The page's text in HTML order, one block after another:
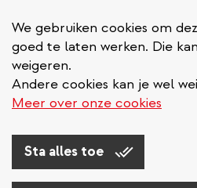
We gebruiken cookies om
goed te laten werken. Die
weigeren.
Andere cookies kan je wel
Meer over onze cookies
Sta alles toe